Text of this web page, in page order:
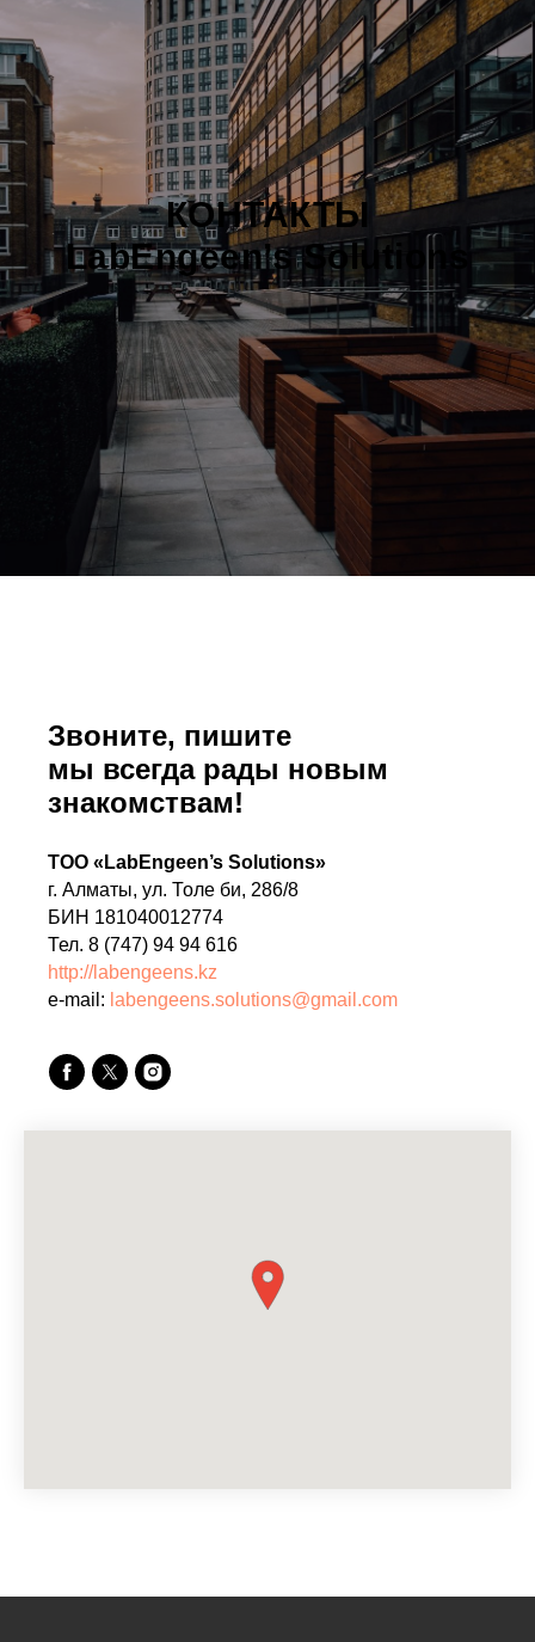
КОНТАКТЫ
LabEngeen’s Solutions
Звоните, пишите
мы всегда рады новым
знакомствам!
ТОО «LabEngeen’s Solutions»
г. Алматы, ул. Толе би, 286/8
БИН 181040012774
Тел. 8 (747) 94 94 616
http://labengeens.kz
e-mail: labengeens.solutions@gmail.com